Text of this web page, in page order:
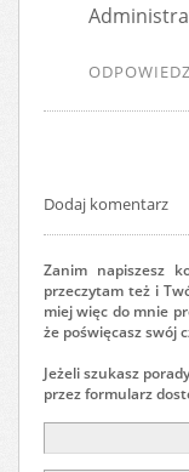
ODPOWIEDZ
Dodaj komentarz
Zanim napiszesz
przeczytam też i
miej więc do mnie
że poświęcasz swój
Jeżeli szukasz
przez formularz